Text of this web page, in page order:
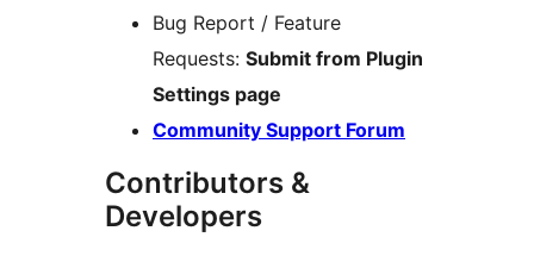
Bug Report / Feature
Requests: Submit from Plugin
Settings page
Community Support Forum
Contributors &
Developers